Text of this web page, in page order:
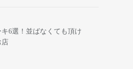
6選！並ばなくても頂け
店